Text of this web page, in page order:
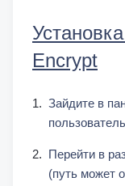
Encrypt
Зайдите в
Перейти в
(путь может